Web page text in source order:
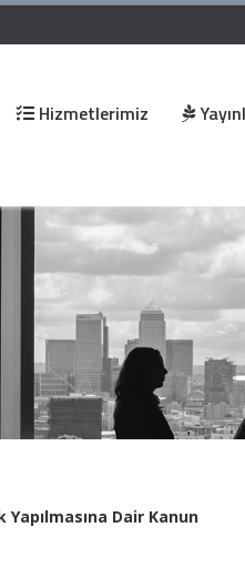
Hizmetlerimiz
Yapılmasına Dair Kanun